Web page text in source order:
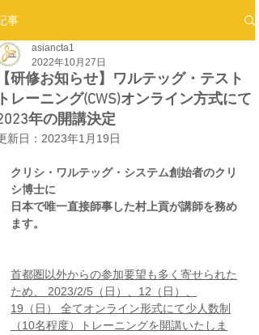
事
研修お知らせ】ワルテッグ・テスト
レーニング(CWS)オンライン方式にて
年の開講決定
asiancta1
2022年10月27日
新日： 2023年1月19日
クリシ・ワルテッグ・システム創始者のクリ
シ博士に
日本で唯一直接師事した村上貢が講師を務め
ます。
首都圏以外からの参加要望も多く寄せられた
ため、 2023/2/5（日）、12（日）、
19（日） 全てオンライン形式にて少人数制
（10名程度）トレーニングを開講いたしま